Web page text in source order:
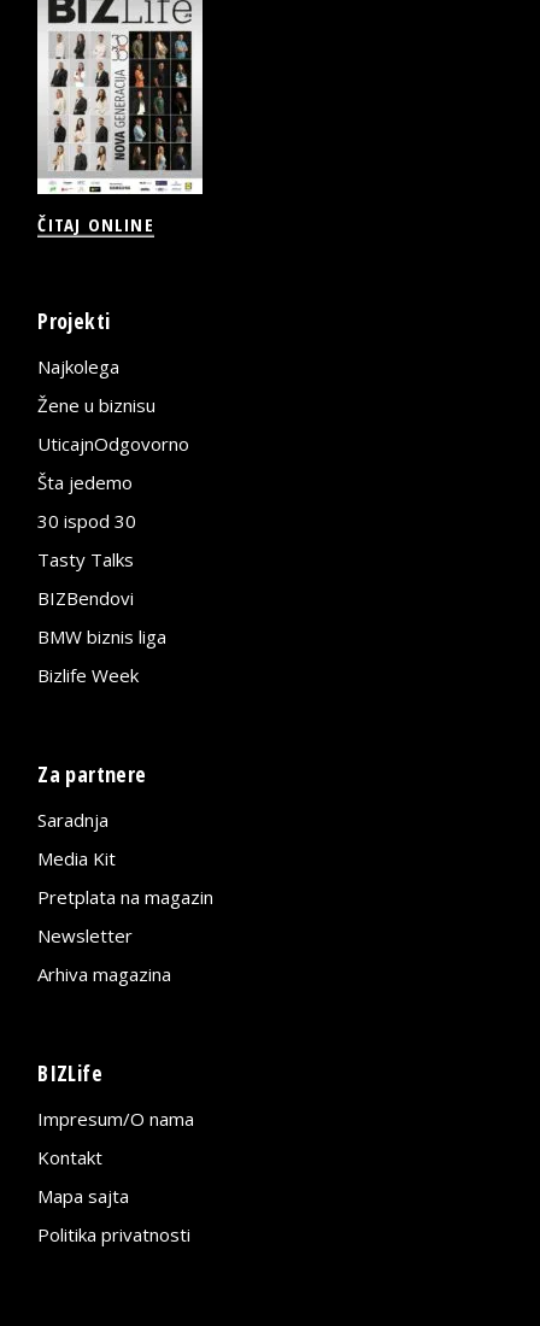
ČITAJ ONLINE
Projekti
Najkolega
Žene u biznisu
UticajnOdgovorno
Šta jedemo
30 ispod 30
Tasty Talks
BIZBendovi
BMW biznis liga
Bizlife Week
Za partnere
Saradnja
Media Kit
Pretplata na magazin
Newsletter
Arhiva magazina
BIZLife
Impresum/O nama
Kontakt
Mapa sajta
Politika privatnosti